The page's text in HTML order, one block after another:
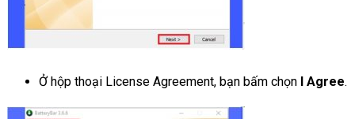
Ở hộp thoại License Agreement, bạn bấm chọn I Agree.